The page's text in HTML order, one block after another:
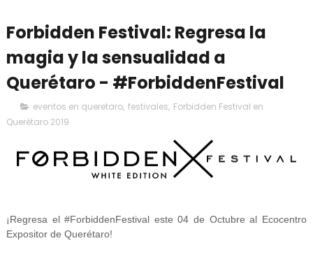
Forbidden Festival: Regresa la
magia y la sensualidad a
Querétaro - #ForbiddenFestival
eventos en queretaro, festivales, Forbidden Festival en
Querétaro 2019
¡Regresa el #ForbiddenFestival este 04 de Octubre al Ecocentro
Expositor de Querétaro!